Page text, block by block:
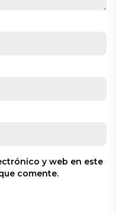
y web en este
comente.